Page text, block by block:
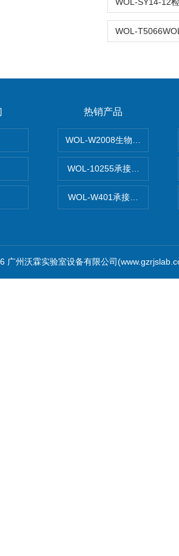
热销产品
WOL-W2008生物制药GMP
WOL-10255承接清远电子
WOL-W401承接食品QS认
广州沃霖实验室设备有限公司